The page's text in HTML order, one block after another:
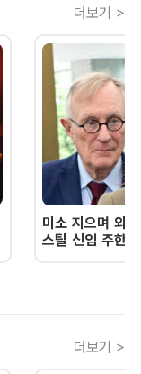
더보기 >
미소 지으며 외
스틸 신임 주한
더보기 >